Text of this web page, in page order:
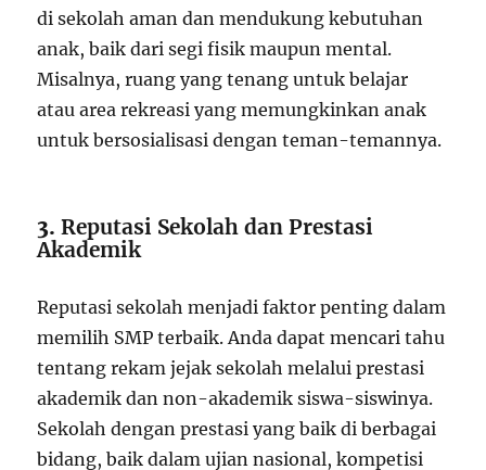
di sekolah aman dan mendukung kebutuhan
anak, baik dari segi fisik maupun mental.
Misalnya, ruang yang tenang untuk belajar
atau area rekreasi yang memungkinkan anak
untuk bersosialisasi dengan teman-temannya.
3.Reputasi Sekolah dan Prestasi
Akademik
Reputasi sekolah menjadi faktor penting dalam
memilih SMP terbaik. Anda dapat mencari tahu
tentang rekam jejak sekolah melalui prestasi
akademik dan non-akademik siswa-siswinya.
Sekolah dengan prestasi yang baik di berbagai
bidang, baik dalam ujian nasional, kompetisi